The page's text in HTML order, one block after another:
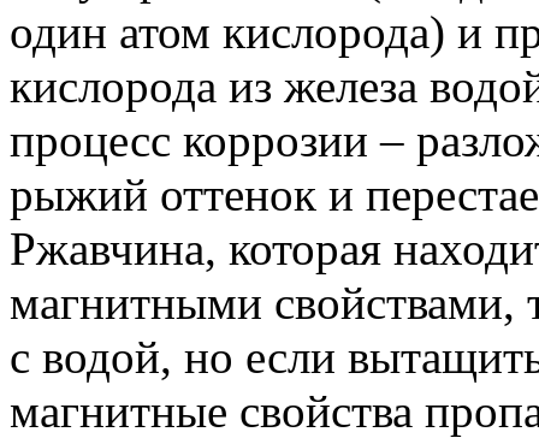
один атом кислорода) и
кислорода из железа
процесс коррозии –
рыжий оттенок и
Ржавчина, которая
магнитными свойствами,
с водой, но если
магнитные свойства